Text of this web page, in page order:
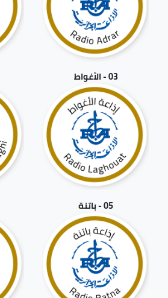
03 - الأغواط
05 - باتنة